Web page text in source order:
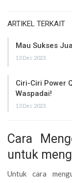
ARTIKEL TERKAIT
Mau Sukses
13 Dec 2023
Ciri-Ciri Power
Waspadai!
13 Dec 2023
Cara
untuk
Untuk cara